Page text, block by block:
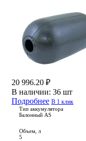
20 996.20 ₽
В наличии: 36 шт
Подробнее В 1 клик
Тип аккумулятора
Балонный AS
Объем, л
5